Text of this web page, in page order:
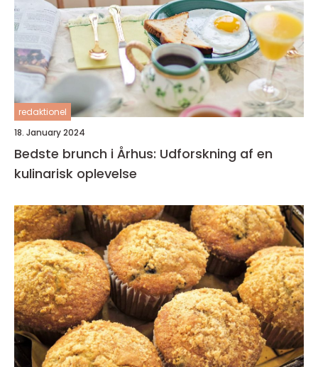
redaktionel
18. January 2024
Bedste brunch i Århus: Udforskning af en
kulinarisk oplevelse